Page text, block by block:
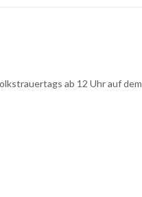
ab 12 Uhr auf dem